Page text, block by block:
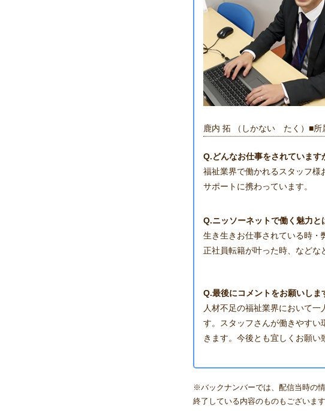
鹿内 拓 （しかない たく）■所
Q.どんなお仕事をされています
福祉業界で働かれるスタッフ
サポートに携わっています。
Q.ニッソーネットで働く魅力と
生き生きお仕事されている時・
正社員転籍が叶った時、などな
Q.最後にコメントをお願いしま
人材不足の福祉業界において
す。スタッフさんが働きやす
きます。今後とも宜しくお願い
※バックナンバーでは、配信当時の
終了している内容のものもございま